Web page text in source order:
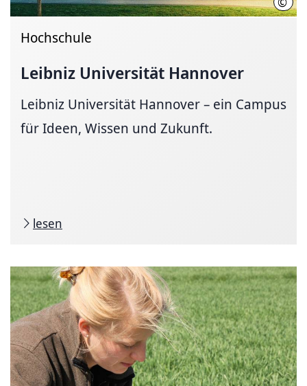
Hochschule
Leibniz Universität Hannover
Leibniz Universität Hannover – ein Campus
für Ideen, Wissen und Zukunft.
lesen